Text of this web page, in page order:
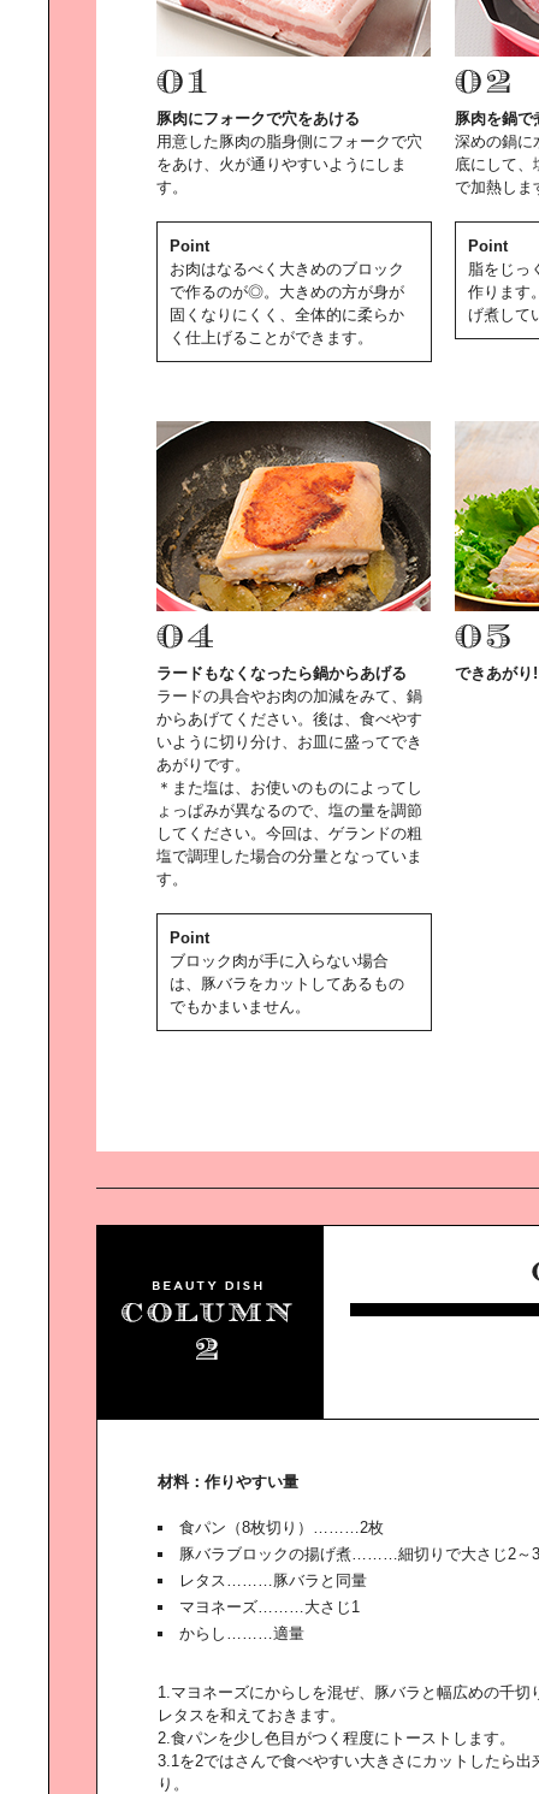
豚肉にフォークで穴をあける
用意した豚肉の脂身側にフォークで穴
をあけ、火が通りやすいようにしま
す。
Point
お肉はなるべく大きめのブロック
で作るのが◎。大きめの方が身が
固くなりにくく、全体的に柔らか
く仕上げることができます。
豚肉を鍋で
深めの鍋に
底にして、
で加熱しま
Point
脂をじっ
作ります
げ煮して
ラードもなくなったら鍋からあげる
ラードの具合やお肉の加減をみて、鍋
からあげてください。後は、食べやす
いように切り分け、お皿に盛ってでき
あがりです。
＊また塩は、お使いのものによってし
ょっぱみが異なるので、塩の量を調節
してください。今回は、ゲランドの粗
塩で調理した場合の分量となっていま
す。
Point
ブロック肉が手に入らない場合
は、豚バラをカットしてあるもの
でもかまいません。
できあがり!
材料：作りやすい量
食パン（8枚切り）………2枚
豚バラブロックの揚げ煮………細切りで大さじ2～3
レタス………豚バラと同量
マヨネーズ………大さじ1
からし………適量
1.マヨネーズにからしを混ぜ、豚バラと幅広めの千切
レタスを和えておきます。
2.食パンを少し色目がつく程度にトーストします。
3.1を2ではさんで食べやすい大きさにカットしたら出
り。
を走る
プロに学ぶ｜スマートフォン撮影術
Plantica木村貴史が提案する｜贈る
郷古隆洋のヴィンテージ雑貨｜でつ
くる素敵な空間
青野賢一の｜スマホ時代のオーディ
安田美沙子の｜京都のくらしデザイ
ン探訪
みんなを幸せにする｜「おもてな
し」の食卓
淵上正幸と巡る｜話題の海外集合住
トのある住まい